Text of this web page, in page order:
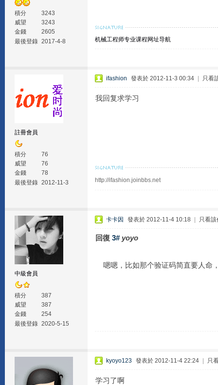
積分
3243
威望
3243
金錢
2605
最後登錄 2017-4-8 机械工程师专业课程网址导航
註冊會員
積分
76
威望
76
金錢
78
最後登錄 2012-11-3
ifashion 發表於 2012-11-3 00:34 只看
我回复求学习
http://ifashion.joinbbs.net
中級會員
積分
387
威望
387
金錢
254
最後登錄 2020-5-15
卡卡因 發表於 2012-11-4 10:18 只看該
回復 3# yoyo
嗯嗯，比如那个验证码简直要人命
kyoyo123 發表於 2012-11-4 22:24 只
学习了啊